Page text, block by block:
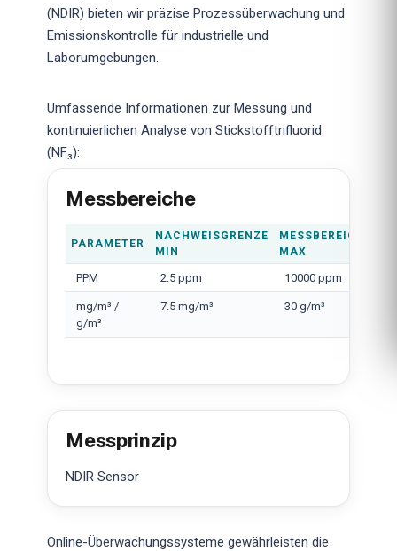
(NDIR) bieten wir präzise Prozessüberwachung und
Emissionskontrolle für industrielle und
Laborumgebungen.
Umfassende Informationen zur Messung und
kontinuierlichen Analyse von Stickstofftrifluorid
(NF₃):
Messbereiche
PARAMETER
NACHWEISGRENZE
MIN
MESSBEREICH
MAX
PPM 2.5 ppm 10000 ppm
mg/m³ /
g/m³
7.5 mg/m³ 30 g/m³
Messprinzip
NDIR Sensor
Online-Überwachungssysteme gewährleisten die